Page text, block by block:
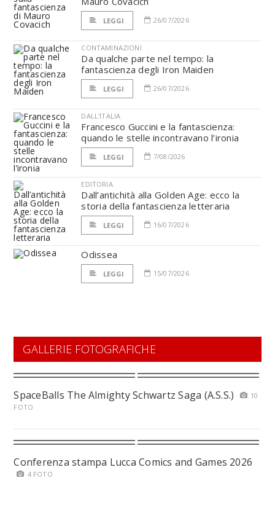
LEGGI 26/07/2026
CONTAMINAZIONI
Da qualche parte nel tempo: la
fantascienza degli Iron Maiden
LEGGI 26/07/2026
DALL'ITALIA
Francesco Guccini e la fantascienza:
quando le stelle incontravano l’ironia
LEGGI 7/08/2026
EDITORIA
Dall’antichità alla Golden Age: ecco la
storia della fantascienza letteraria
LEGGI 16/07/2026
Odissea
LEGGI 15/07/2026
GALLERIE FOTOGRAFICHE
SpaceBalls The Almighty Schwartz Saga (A.S.S.)
10
FOTO
Conferenza stampa Lucca Comics and Games 2026
4 FOTO